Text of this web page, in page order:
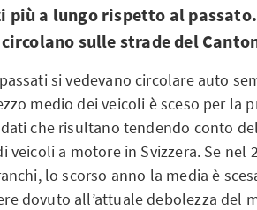
più a lungo rispetto al
sulle strade del
si vedevano circolare auto
medio dei veicoli è sceso per la
che risultano tendendo conto
veicoli a motore in Svizzera. Se nel
lo scorso anno la media è
dovuto all’attuale debolezza del